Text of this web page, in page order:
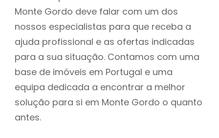
Monte Gordo deve falar com um dos
nossos especialistas para que receba a
ajuda profissional e as ofertas indicadas
para a sua situação. Contamos com uma
base de imóveis em Portugal e uma
equipa dedicada a encontrar a melhor
solução para si em Monte Gordo o quanto
antes.